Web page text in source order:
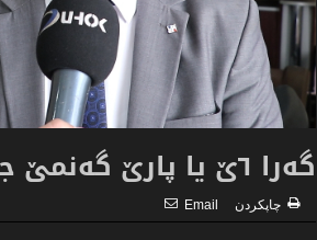
گەرا ٦ێ یا پارێ گەنمێ جوتیاران دێ هێتە بەلاڤكرن
چاپكردن Email